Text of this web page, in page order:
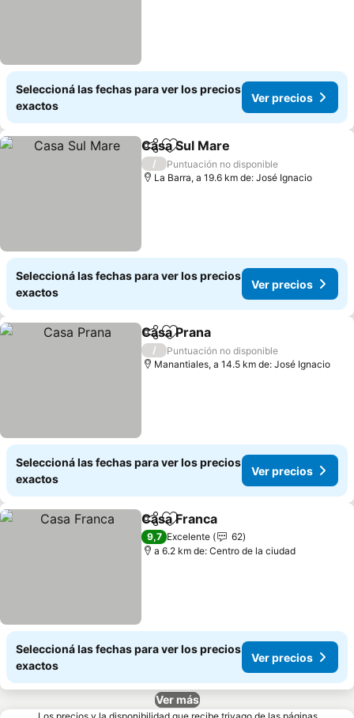
Seleccioná las fechas para ver los precios
exactos
Ver precios
CompartirAñadir a favoritos
Casa Sul Mare
/
Puntuación no disponible
La Barra, a 19.6 km de: José Ignacio
Seleccioná las fechas para ver los precios
exactos
Ver precios
CompartirAñadir a favoritos
Casa Prana
/
Puntuación no disponible
Manantiales, a 14.5 km de: José Ignacio
Seleccioná las fechas para ver los precios
exactos
Ver precios
CompartirAñadir a favoritos
Casa Franca
9,7 Excelente
62
a 6.2 km de: Centro de la ciudad
Seleccioná las fechas para ver los precios
exactos
Ver precios
Ver más